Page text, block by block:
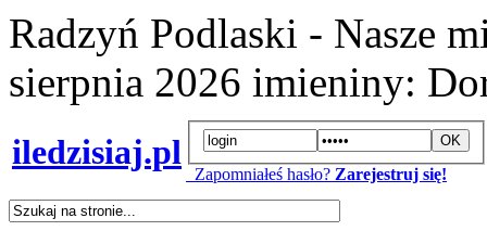
Radzyń Podlaski - Nasze
sierpnia 2026 imieniny:
iledzisiaj.pl
Zapomniałeś hasło? Zarejestruj się!